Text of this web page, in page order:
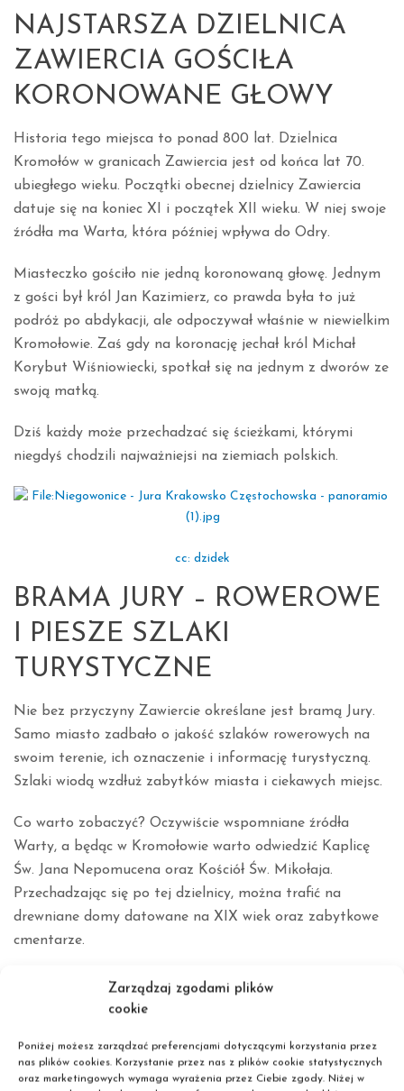
Zarządzaj zgodami plików
cookie
Poniżej możesz zarządzać preferencjami dotyczącymi korzystania przez
nas plików cookies. Korzystanie przez nas z plików cookie statystycznych
oraz marketingowych wymaga wyrażenia przez Ciebie zgody. Niżej w
NAJSTARSZA DZIELNICA
ZAWIERCIA GOŚCIŁA
KORONOWANE GŁOWY
Historia tego miejsca to ponad 800 lat. Dzielnica
Kromołów w granicach Zawiercia jest od końca lat 70.
ubiegłego wieku. Początki obecnej dzielnicy Zawiercia
datuje się na koniec XI i początek XII wieku. W niej swoje
źródła ma Warta, która później wpływa do Odry.
Miasteczko gościło nie jedną koronowaną głowę. Jednym
z gości był król Jan Kazimierz, co prawda była to już
podróż po abdykacji, ale odpoczywał właśnie w niewielkim
Kromołowie. Zaś gdy na koronację jechał król Michał
Korybut Wiśniowiecki, spotkał się na jednym z dworów ze
swoją matką.
Dziś każdy może przechadzać się ścieżkami, którymi
niegdyś chodzili najważniejsi na ziemiach polskich.
cc: dzidek
BRAMA JURY – ROWEROWE
I PIESZE SZLAKI
TURYSTYCZNE
Nie bez przyczyny Zawiercie określane jest bramą Jury.
Samo miasto zadbało o jakość szlaków rowerowych na
swoim terenie, ich oznaczenie i informację turystyczną.
Szlaki wiodą wzdłuż zabytków miasta i ciekawych miejsc.
Co warto zobaczyć? Oczywiście wspomniane źródła
Warty, a będąc w Kromołowie warto odwiedzić Kaplicę
Św. Jana Nepomucena oraz Kościół Św. Mikołaja.
Przechadzając się po tej dzielnicy, można trafić na
drewniane domy datowane na XIX wiek oraz zabytkowe
cmentarze.
Kolejny na liście jest zamek Bąkowiec, datowany na XIV
wiek. Wzniesiony na okazałej skale zamek niestety
Zawiercie jest miastem atrakcyjnym z turystycznego